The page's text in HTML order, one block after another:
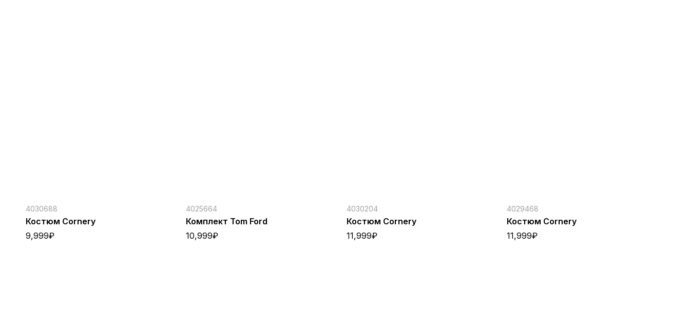
4030688
Костюм Cornery
9,999₽
4025664
Комплект Tom Ford
10,999₽
4030204
Костюм Cornery
11,999₽
4029468
Костюм Cornery
11,999₽